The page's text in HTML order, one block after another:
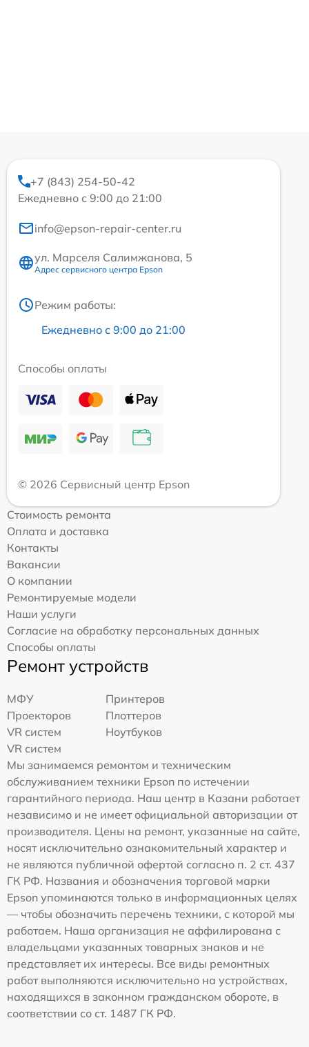
+7 (843) 254-50-42
Ежедневно с 9:00 до 21:00
info@epson-repair-center.ru
ул. Марселя Салимжанова, 5
Адрес сервисного центра Epson
Режим работы:
Ежедневно с 9:00 до 21:00
Способы оплаты
© 2026 Сервисный центр Epson
Стоимость ремонта
Оплата и доставка
Контакты
Вакансии
О компании
Ремонтируемые модели
Наши услуги
Согласие на обработку персональных данных
Способы оплаты
Ремонт устройств
МФУ
Принтеров
Проекторов
Плоттеров
VR систем
Ноутбуков
VR систем
Мы занимаемся ремонтом и техническим
обслуживанием техники Epson по истечении
гарантийного периода. Наш центр в Казани работает
независимо и не имеет официальной авторизации от
производителя. Цены на ремонт, указанные на сайте,
носят исключительно ознакомительный характер и
не являются публичной офертой согласно п. 2 ст. 437
ГК РФ. Названия и обозначения торговой марки
Epson упоминаются только в информационных целях
— чтобы обозначить перечень техники, с которой мы
работаем. Наша организация не аффилирована с
владельцами указанных товарных знаков и не
представляет их интересы. Все виды ремонтных
работ выполняются исключительно на устройствах,
находящихся в законном гражданском обороте, в
соответствии со ст. 1487 ГК РФ.